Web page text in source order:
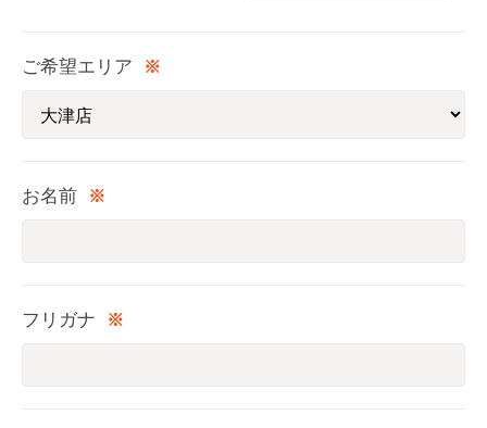
ご希望エリア ※
お名前 ※
フリガナ ※